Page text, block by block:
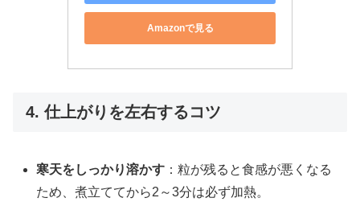
Amazonで見る
4. 仕上がりを左右するコツ
寒天をしっかり溶かす ：粒が残ると食感が悪くなる
ため、煮立ててから2～3分は必ず加熱。